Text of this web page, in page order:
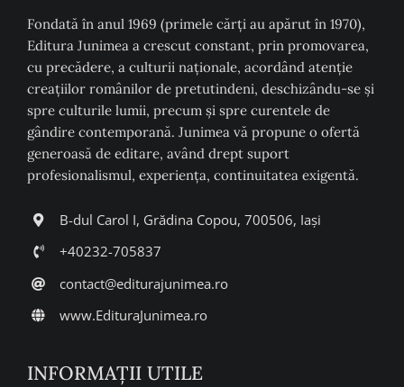
Fondată în anul 1969 (primele cărți au apărut în 1970),
Editura Junimea a crescut constant, prin promovarea,
cu precădere, a culturii naţionale, acordând atenţie
creaţiilor românilor de pretutindeni, deschizându-se şi
spre culturile lumii, precum şi spre curentele de
gândire contemporană. Junimea vă propune o ofertă
generoasă de editare, având drept suport
profesionalismul, experiența, continuitatea exigentă.
B-dul Carol I, Grădina Copou, 700506, Iași
+40232-705837
contact@editurajunimea.ro
www.EdituraJunimea.ro
INFORMAŢII UTILE